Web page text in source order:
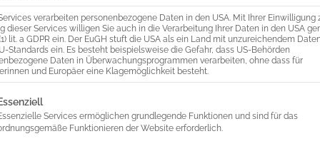
verarbeiten personenbezogene Daten in den USA. Mit Ihrer Einwilligung
dieser Services willigen Sie auch in die Verarbeitung Ihrer Daten in den USA
lit. a GDPR ein. Der EuGH stuft die USA als ein Land mit unzureichendem
Standards ein. Es besteht beispielsweise die Gefahr, dass US-Behörden
Daten in Überwachungsprogrammen verarbeiten, ohne dass für
und Europäer eine Klagemöglichkeit besteht.
eine Liste der Service-Gruppen, für die eine Einwilligung
Services ermöglichen grundlegende Funktionen und sind für das
Funktionieren der Website erforderlich.